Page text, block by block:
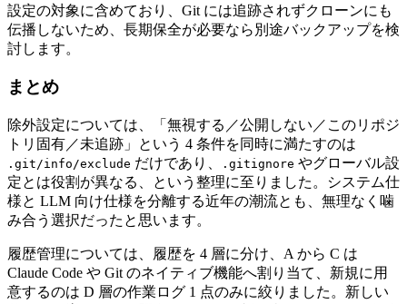
設定の対象に含めており、Git には追跡されずクローンにも
伝播しないため、長期保全が必要なら別途バックアップを検
討します。
まとめ
除外設定については、「無視する／公開しない／このリポジ
トリ固有／未追跡」という 4 条件を同時に満たすのは
.git/info/exclude だけであり、 .gitignore やグローバル設
定とは役割が異なる、という整理に至りました。システム仕
様と LLM 向け仕様を分離する近年の潮流とも、無理なく噛
み合う選択だったと思います。
履歴管理については、履歴を 4 層に分け、A から C は
Claude Code や Git のネイティブ機能へ割り当て、新規に用
意するのは D 層の作業ログ 1 点のみに絞りました。新しい